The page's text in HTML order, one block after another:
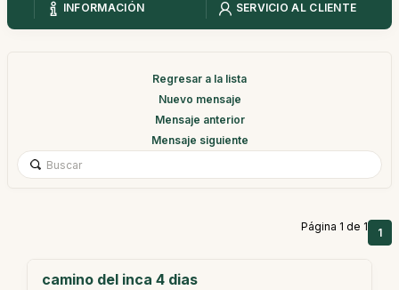
INFORMACIÓN
SERVICIO AL CLIENTE
Regresar a la lista
Nuevo mensaje
Mensaje anterior
Mensaje siguiente
Página 1 de 1 1
camino del inca 4 dias